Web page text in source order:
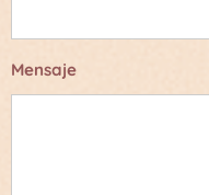
Mensaje